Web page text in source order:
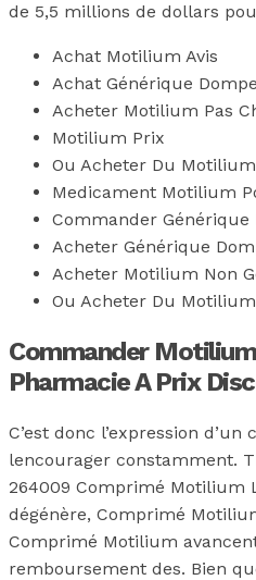
de 5,5 millions de dollars
Achat Motilium Avis
Achat Générique
Acheter Motilium Pas
Motilium Prix
Ou Acheter Du
Medicament Motilium
Commander
Acheter Générique
Acheter Motilium Non
Ou Acheter Du
Commander
Pharmacie A Prix
C’est donc l’expression
lencourager constamment.
264009 Comprimé Motilium
dégénère, Comprimé
Comprimé Motilium
remboursement des. Bien